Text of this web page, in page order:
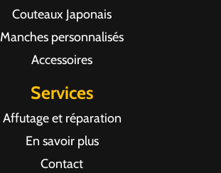
Couteaux Japonais
Manches personnalisés
Accessoires
Services
Affutage et réparation
En savoir plus
Contact